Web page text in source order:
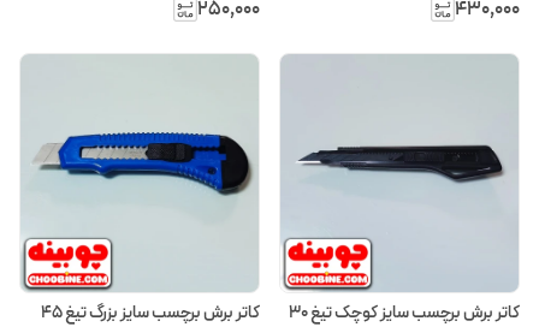
۴۳۰٬۰۰۰ ۲۵۰٬۰۰۰
کاتر برش برچسب سایز کوچک تیغ ۳۰
کاتر برش برچسب سایز بزرگ تیغ ۴۵